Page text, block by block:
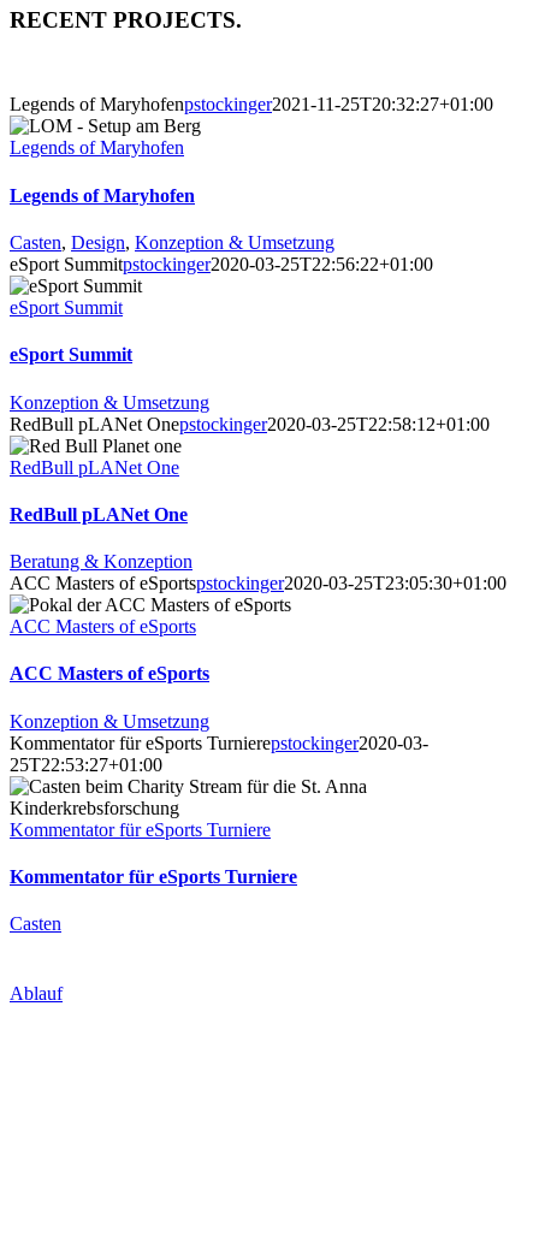
RECENT PROJECTS.
Legends of Maryhofenpstockinger2021-11-25T20:32:27+01:00
Legends of Maryhofen
Legends of Maryhofen
Casten, Design, Konzeption & Umsetzung
eSport Summitpstockinger2020-03-25T22:56:22+01:00
eSport Summit
eSport Summit
Konzeption & Umsetzung
RedBull pLANet Onepstockinger2020-03-25T22:58:12+01:00
RedBull pLANet One
RedBull pLANet One
Beratung & Konzeption
ACC Masters of eSportspstockinger2020-03-25T23:05:30+01:00
ACC Masters of eSports
ACC Masters of eSports
Konzeption & Umsetzung
Kommentator für eSports Turnierepstockinger2020-03-
25T22:53:27+01:00
Kommentator für eSports Turniere
Kommentator für eSports Turniere
Casten
Ablauf